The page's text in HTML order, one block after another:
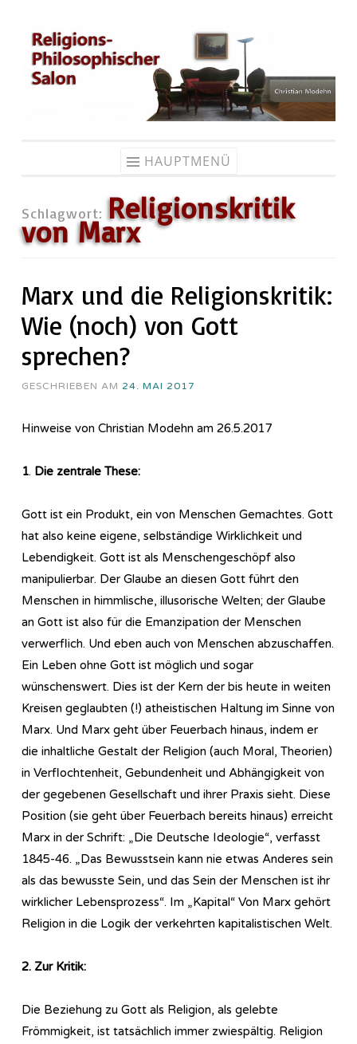
Zum
Inhalt
springen
HAUPTMENÜ
Schlagwort: Religionskritik
von Marx
Marx und die Religionskritik:
Wie (noch) von Gott
sprechen?
GESCHRIEBEN AM 24. MAI 2017
Hinweise von Christian Modehn am 26.5.2017
1. Die zentrale These:
Gott ist ein Produkt, ein von Menschen Gemachtes. Gott
hat also keine eigene, selbständige Wirklichkeit und
Lebendigkeit. Gott ist als Menschengeschöpf also
manipulierbar. Der Glaube an diesen Gott führt den
Menschen in himmlische, illusorische Welten; der Glaube
an Gott ist also für die Emanzipation der Menschen
verwerflich. Und eben auch von Menschen abzuschaffen.
Ein Leben ohne Gott ist möglich und sogar
wünschenswert. Dies ist der Kern der bis heute in weiten
Kreisen geglaubten (!) atheistischen Haltung im Sinne von
Marx. Und Marx geht über Feuerbach hinaus, indem er
die inhaltliche Gestalt der Religion (auch Moral, Theorien)
in Verflochtenheit, Gebundenheit und Abhängigkeit von
der gegebenen Gesellschaft und ihrer Praxis sieht. Diese
Position (sie geht über Feuerbach bereits hinaus) erreicht
Marx in der Schrift: „Die Deutsche Ideologie“, verfasst
1845-46. „Das Bewusstsein kann nie etwas Anderes sein
als das bewusste Sein, und das Sein der Menschen ist ihr
wirklicher Lebensprozess“. Im „Kapital“ Von Marx gehört
Religion in die Logik der verkehrten kapitalistischen Welt.
2. Zur Kritik:
Die Beziehung zu Gott als Religion, als gelebte
Frömmigkeit, ist tatsächlich immer zwiespältig. Religion